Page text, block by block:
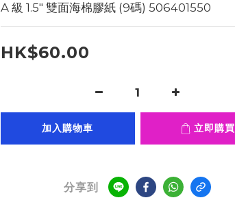
A 級 1.5" 雙面海棉膠紙 (9碼) 506401550
HK$60.00
加入購物車 立即購買
分享到